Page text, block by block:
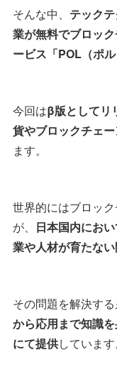
そんな中、 テック
業が無料でブロッ
ービス「POL（ポル
今回はβ版としてリ
貨やブロックチェ
ます。
世界的にはブロッ
が、 日本国内にお
業や人材が育たな
その問題を解決す
から応用まで知識
にて提供しています